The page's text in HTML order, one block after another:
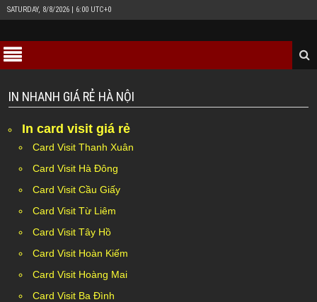
SATURDAY, 8/8/2026 | 6:00 UTC+0
IN NHANH GIÁ RẺ HÀ NỘI
In card visit giá rẻ
Card Visit Thanh Xuân
Card Visit Hà Đông
Card Visit Cầu Giấy
Card Visit Từ Liêm
Card Visit Tây Hồ
Card Visit Hoàn Kiếm
Card Visit Hoàng Mai
Card Visit Ba Đình